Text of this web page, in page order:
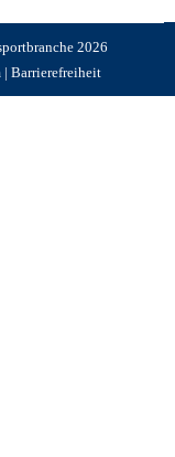
2026
| Barrierefreiheit